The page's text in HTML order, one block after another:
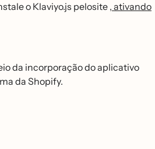
o Klaviyo.js pelosite , ativando
da incorporação do aplicativo
da Shopify.